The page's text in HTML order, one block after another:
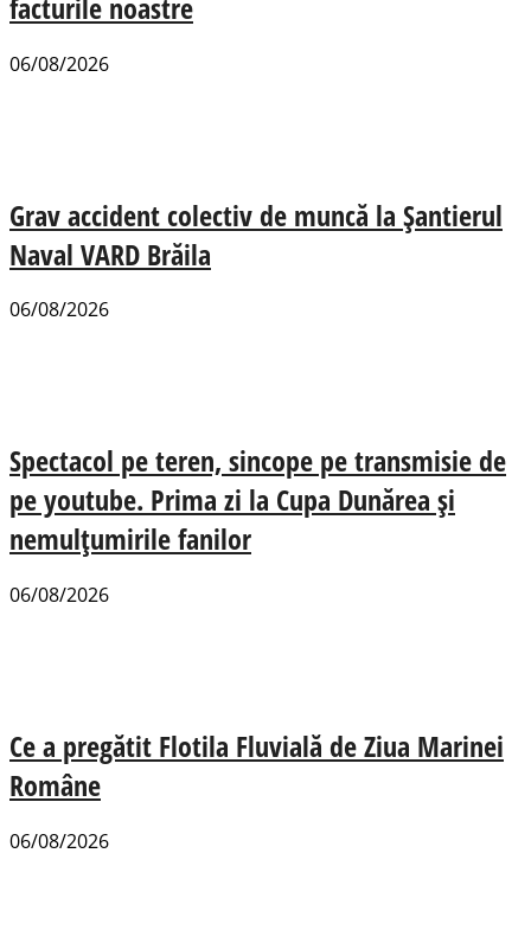
06/08/2026
Grav accident colectiv de muncă la Șantierul
Naval VARD Brăila
06/08/2026
Spectacol pe teren, sincope pe transmisie de
pe youtube. Prima zi la Cupa Dunărea și
nemulțumirile fanilor
06/08/2026
Ce a pregătit Flotila Fluvială de Ziua Marinei
Române
06/08/2026